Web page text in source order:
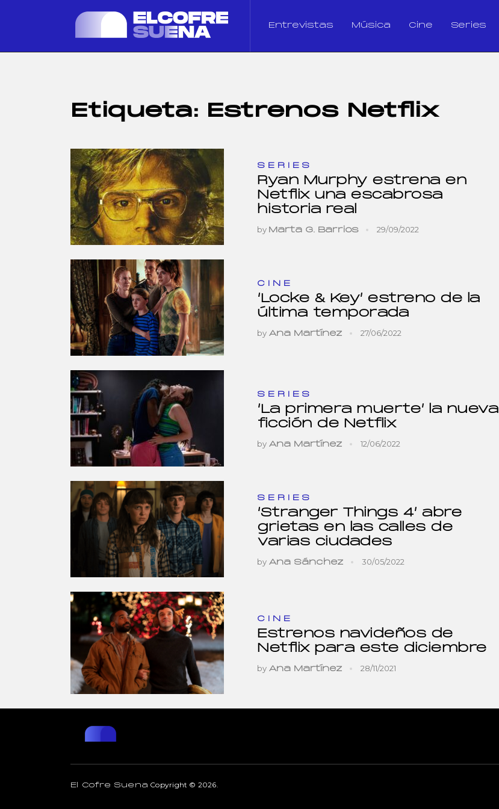
Entrevistas Música Cine Series
Etiqueta: Estrenos Netflix
SERIES
Ryan Murphy estrena en
Netflix una escabrosa
historia real
by Marta G. Barrios 29/09/2022
CINE
‘Locke & Key’ estreno de la
última temporada
by Ana Martínez 27/06/2022
SERIES
‘La primera muerte’ la nueva
ficción de Netflix
by Ana Martínez 12/06/2022
SERIES
‘Stranger Things 4’ abre
grietas en las calles de
varias ciudades
by Ana Sánchez 30/05/2022
CINE
Estrenos navideños de
Netflix para este diciembre
by Ana Martínez 28/11/2021
El Cofre Suena Copyright © 2026.